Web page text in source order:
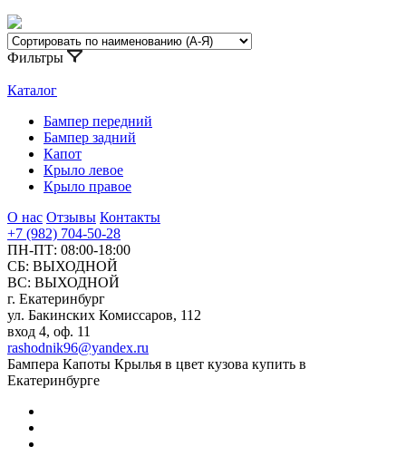
Фильтры
Каталог
Бампер передний
Бампер задний
Капот
Крыло левое
Крыло правое
О нас Отзывы Контакты
+7 (982) 704-50-28
ПН-ПТ: 08:00-18:00
СБ: ВЫХОДНОЙ
ВС: ВЫХОДНОЙ
г. Екатеринбург
ул. Бакинских Комиссаров, 112
вход 4, оф. 11
rashodnik96@yandex.ru
Бампера Капоты Крылья в цвет кузова купить в
Екатеринбурге